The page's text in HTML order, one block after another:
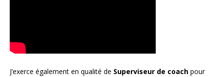
J’exerce également en qualité de Superviseur de coach pour